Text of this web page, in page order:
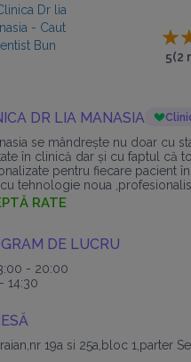
5(2
DR LIA MANASIA
se mândrește nu doar cu
în clinică dar și cu faptul că
pentru fiecare pacient în
tehnologie noua
RATE
DE LUCRU
- 20:00
14:30
19a si 25a,bloc 1,parter